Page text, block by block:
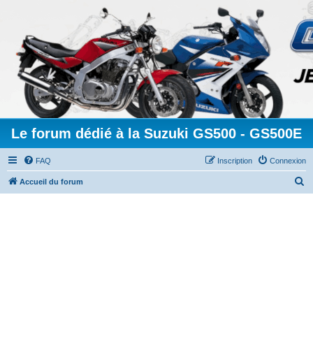
Le forum dédié à la Suzuki GS500 - GS500E
FAQ Connexion
Inscription
Accueil du forum